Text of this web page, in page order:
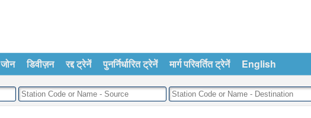
जोन डिवीज़न रद्द ट्रेनें पुनर्निर्धारित ट्रेनें मार्ग परिवर्तित ट्रेनें English